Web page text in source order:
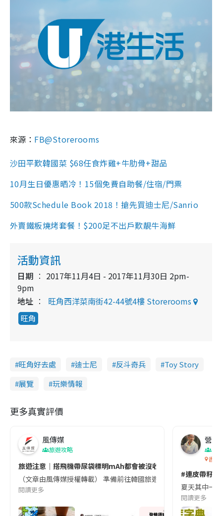
來源： FB@Storerooms
沙田平歎韓國菜 $68任食炸雞+牛肋骨+甜品
10月生日優惠晒冷！15個免費自助餐/住宿/門票
500款Schedule Book 2018！搶先買迪士尼/Sanrio
外賣鐵板燒烤套餐！$200足不出戶歎靚牛海鮮
活動資訊
日期
2017年11月4日 - 2017年11月30日 2pm-
9pm
地址
旺角西洋菜南街42-44號4樓 Storerooms
旺角
旺角好去處 迪士尼 反斗奇兵
Toy Story
展覽
玩樂情報
更多真實評價
風傳媒
旅遊攻略
旅遊注意｜搭飛機帶尿袋標明mAh都會被沒收😱出發前切記檢查
（文章由風傳媒授權轉載） 準備前往韓國旅遊的民眾，近期要
閱讀更多
營養
香港
#連皮帶籽
夏天其中一
閱讀更多